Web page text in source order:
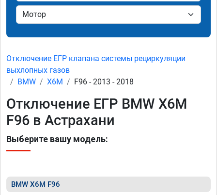
Отключение ЕГР клапана системы рециркуляции
выхлопных газов
BMW
X6M F96 - 2013 - 2018
Отключение ЕГР BMW X6M
F96 в Астрахани
Выберите вашу модель:
BMW X6M F96